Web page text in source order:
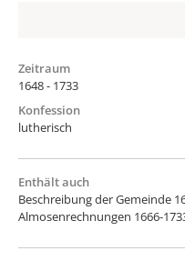
Zeitraum
1648 - 1733
Konfession
lutherisch
Enthält auch
Beschreibung der Gemeinde
Almosenrechnungen 1666-